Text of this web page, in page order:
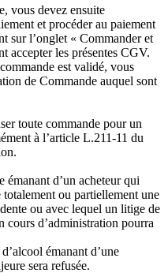
vous devez ensuite
et procéder au paiement
sur l’onglet « Commander et
accepter les présentes CGV.
est validé, vous
de Commande auquel sont
toute commande pour un
à l’article L.211-11 du
émanant d’un acheteur qui
totalement ou partiellement une
ou avec lequel un litige de
cours d’administration pourra
émanant d’une
sera refusée.